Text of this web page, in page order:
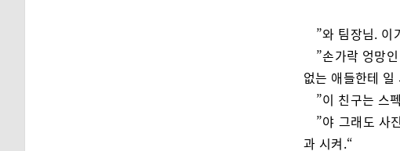
”와 팀장님.
”손가락 엉망
없는 애들한테 일
”이 친구는 스
”야 그래도 사
과 시켜.“